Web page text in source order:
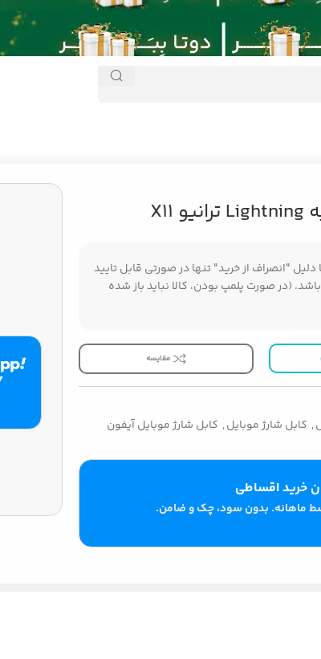
"انصراف از خرید" تنها در صورتی قابل تایید
(در صورت پلمپ بودن، کالا نباید باز شده
مقایسه
, کابل شارژ موبایل, کابل شارژ موبایل آیفون
خرید اقساطی